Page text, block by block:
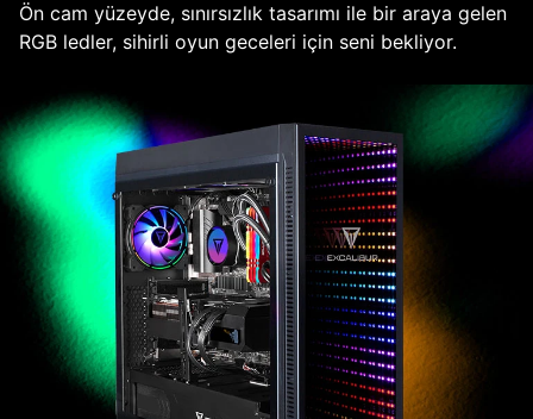
Ön cam yüzeyde, sınırsızlık tasarımı ile bir araya gelen
RGB ledler, sihirli oyun geceleri için seni bekliyor.